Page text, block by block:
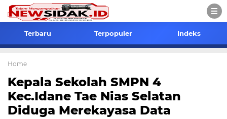
Terbaru Terpopuler Indeks
Home
Kepala Sekolah SMPN 4
Kec.Idane Tae Nias Selatan
Diduga Merekayasa Data